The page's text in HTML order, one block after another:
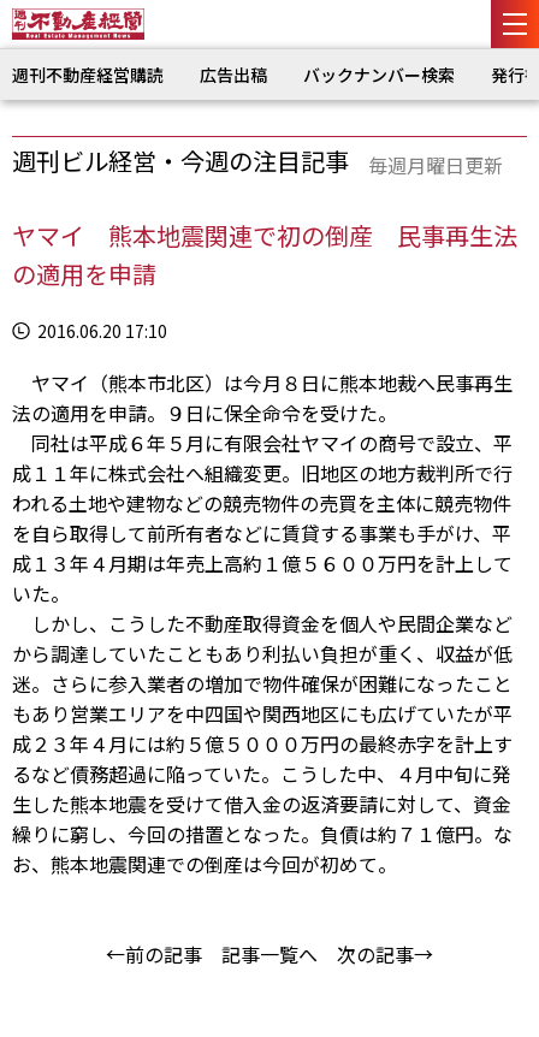
週刊不動産経営購読 広告出稿 バックナンバー検索 発行
週刊ビル経営・今週の注目記事 毎週月曜日更新
ヤマイ 熊本地震関連で初の倒産 民事再生法
の適用を申請
2016.06.20 17:10
ヤマイ（熊本市北区）は今月８日に熊本地裁へ民事再生
法の適用を申請。９日に保全命令を受けた。
同社は平成６年５月に有限会社ヤマイの商号で設立、平
成１１年に株式会社へ組織変更。旧地区の地方裁判所で行
われる土地や建物などの競売物件の売買を主体に競売物件
を自ら取得して前所有者などに賃貸する事業も手がけ、平
成１３年４月期は年売上高約１億５６００万円を計上して
いた。
しかし、こうした不動産取得資金を個人や民間企業など
から調達していたこともあり利払い負担が重く、収益が低
迷。さらに参入業者の増加で物件確保が困難になったこと
もあり営業エリアを中四国や関西地区にも広げていたが平
成２３年４月には約５億５０００万円の最終赤字を計上す
るなど債務超過に陥っていた。こうした中、４月中旬に発
生した熊本地震を受けて借入金の返済要請に対して、資金
繰りに窮し、今回の措置となった。負債は約７１億円。な
お、熊本地震関連での倒産は今回が初めて。
←前の記事 記事一覧へ 次の記事→